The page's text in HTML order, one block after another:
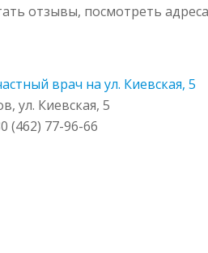
отзывы, посмотреть
врач на ул. Киевская, 5
ул. Киевская, 5
(462) 77-96-66